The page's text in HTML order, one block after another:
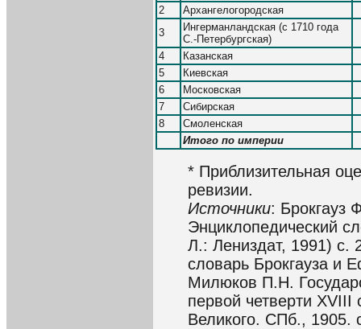
2
Архангелогородская
3
Ингерманландская (с 1710 года
С.-Петербургская)
4
Казанская
5
Киевская
6
Московская
7
Сибирская
8
Смоленская
Итого по империи
* Приблизительная
ревизии.
Источники: Брокгауз
Энциклопедический
Л.: Лениздат, 1991) с.
словарь Брокгауза и
Милюков П.Н.
первой четверти
Великого. СПб., 1905.